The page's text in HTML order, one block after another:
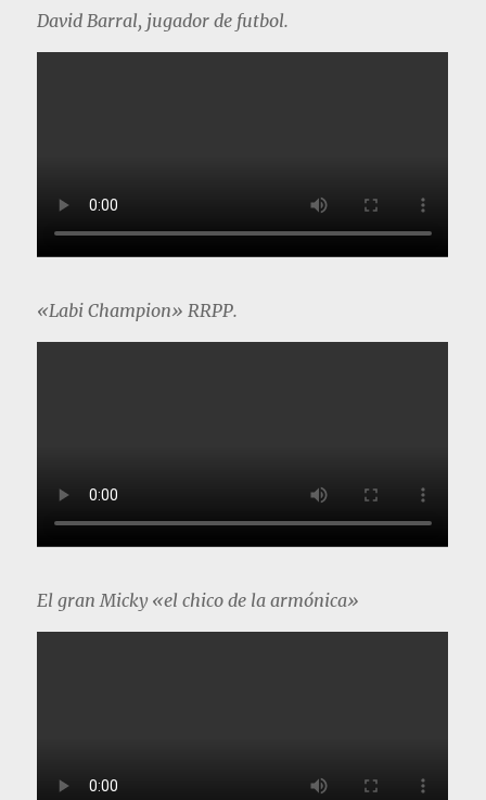
David Barral, jugador de futbol.
«Labi Champion» RRPP.
El gran Micky «el chico de la armónica»